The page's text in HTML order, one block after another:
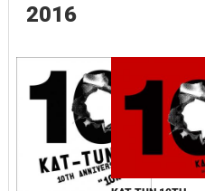
2016